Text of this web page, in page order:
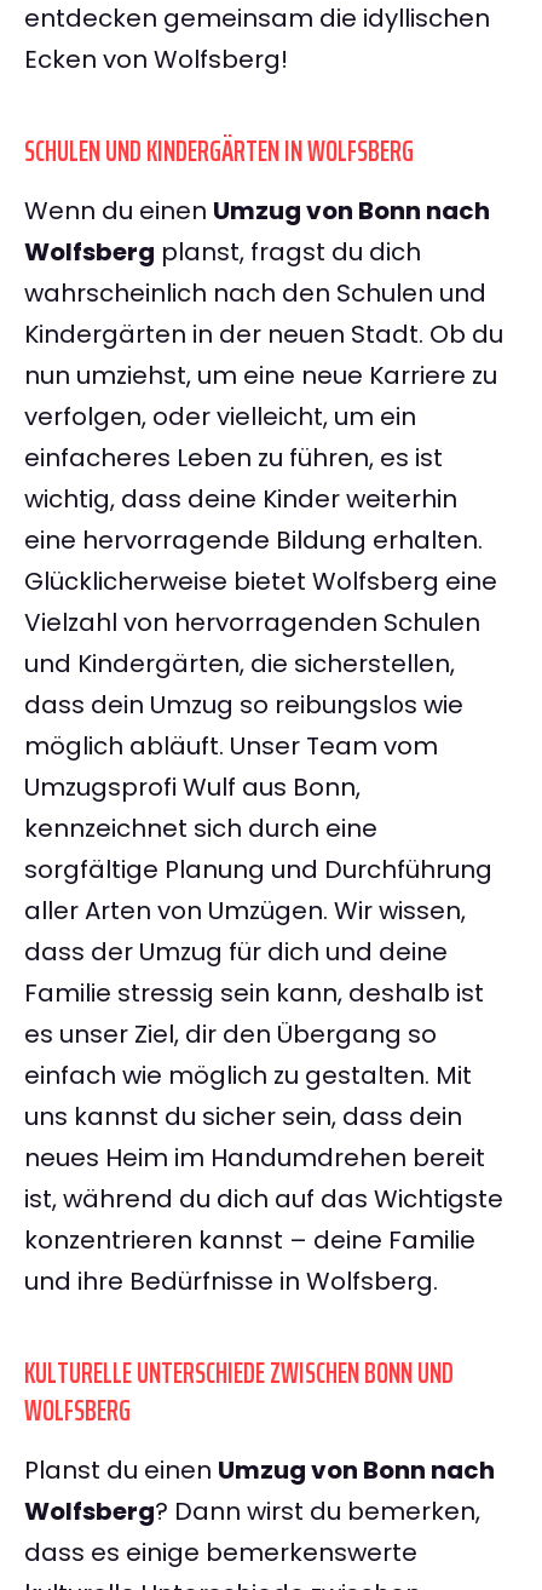
entdecken gemeinsam die idyllischen
Ecken von Wolfsberg!
SCHULEN UND KINDERGÄRTEN IN WOLFSBERG
Wenn du einen Umzug von Bonn nach
Wolfsberg planst, fragst du dich
wahrscheinlich nach den Schulen und
Kindergärten in der neuen Stadt. Ob du
nun umziehst, um eine neue Karriere zu
verfolgen, oder vielleicht, um ein
einfacheres Leben zu führen, es ist
wichtig, dass deine Kinder weiterhin
eine hervorragende Bildung erhalten.
Glücklicherweise bietet Wolfsberg eine
Vielzahl von hervorragenden Schulen
und Kindergärten, die sicherstellen,
dass dein Umzug so reibungslos wie
möglich abläuft. Unser Team vom
Umzugsprofi Wulf aus Bonn,
kennzeichnet sich durch eine
sorgfältige Planung und Durchführung
aller Arten von Umzügen. Wir wissen,
dass der Umzug für dich und deine
Familie stressig sein kann, deshalb ist
es unser Ziel, dir den Übergang so
einfach wie möglich zu gestalten. Mit
uns kannst du sicher sein, dass dein
neues Heim im Handumdrehen bereit
ist, während du dich auf das Wichtigste
konzentrieren kannst – deine Familie
und ihre Bedürfnisse in Wolfsberg.
KULTURELLE UNTERSCHIEDE ZWISCHEN BONN UND
WOLFSBERG
Planst du einen Umzug von Bonn nach
Wolfsberg? Dann wirst du bemerken,
dass es einige bemerkenswerte